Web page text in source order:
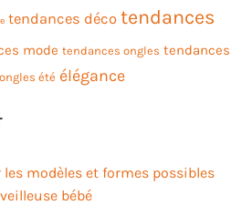
tendances déco tendances
mode tendances ongles tendances
été élégance
les modèles et formes possibles
bébé